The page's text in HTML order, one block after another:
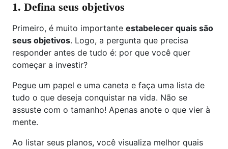
1. Defina seus objetivos
Primeiro, é muito importante estabelecer quais são
seus objetivos. Logo, a pergunta que precisa
responder antes de tudo é: por que você quer
começar a investir?
Pegue um papel e uma caneta e faça uma lista de
tudo o que deseja conquistar na vida. Não se
assuste com o tamanho! Apenas anote o que vier à
mente.
Ao listar seus planos, você visualiza melhor quais